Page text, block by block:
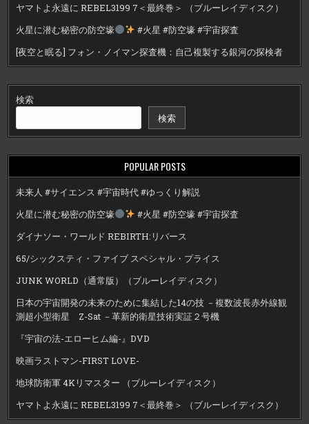
ヤマトよ永遠に REBEL3199 7＜最終巻＞ （ブルーレイディスク）
火星に潜む秘密の防空壕
#火星 #防空壕 #宇宙探査
[夜空と眠る] フォン・ノイマン探査機：自己複製する銀河の探検者
検索
検索
POPULAR POSTS
未来人 #サイエンス #宇宙時代 #ゆっくり解説
火星に潜む秘密の防空壕
#火星 #防空壕 #宇宙探査
ダイナソー・ワールド REBIRTH:リバース
65/シックスティ・ファイブ スペシャル・プライス
JUNK WORLD（通常版）（ブルーレイディスク）
日本の宇宙開発の未来のために集結した14の技 －複数波長赤外線観
測超小型衛星 Z-Sat －革新的衛星技術実証２号機
『宇宙の法-エローヒム編-』DVD
映画ラストマン-FIRST LOVE-
地球防衛軍 4Kリマスター （ブルーレイディスク）
ヤマトよ永遠に REBEL3199 7＜最終巻＞ （ブルーレイディスク）